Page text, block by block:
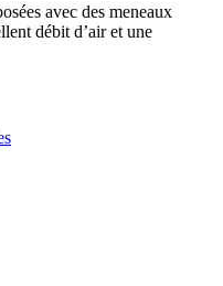
avec des meneaux
débit d’air et une